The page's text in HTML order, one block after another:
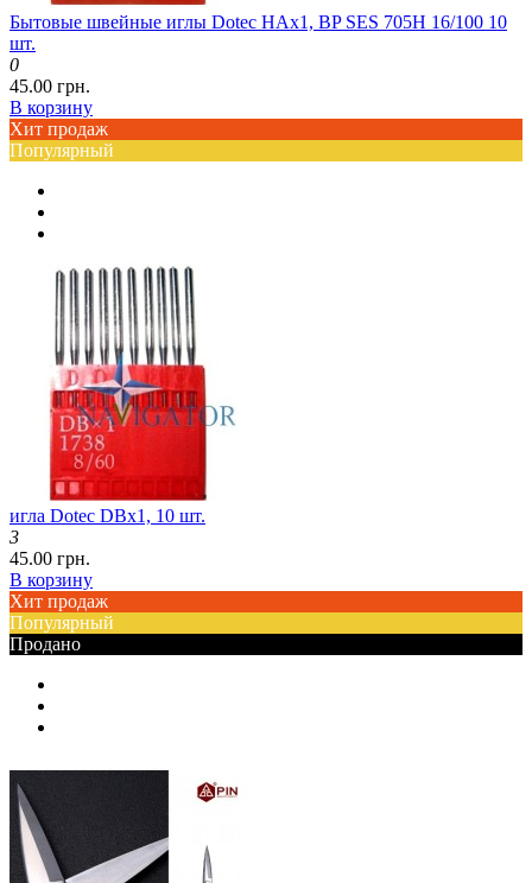
Бытовые швейные иглы Dotec HAx1, BP SES 705H 16/100 10
шт.
0
45.00 грн.
В корзину
Хит продаж
Популярный
игла Dotec DBx1, 10 шт.
3
45.00 грн.
В корзину
Хит продаж
Популярный
Продано